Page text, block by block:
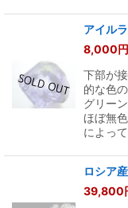
アイル
8,000円
下部が
的な色
グリー
ほぼ無
によっ
ロシア
39,800